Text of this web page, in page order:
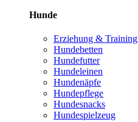
Hunde
Erziehung & Training
Hundebetten
Hundefutter
Hundeleinen
Hundenäpfe
Hundepflege
Hundesnacks
Hundespielzeug